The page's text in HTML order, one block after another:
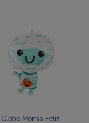
Globo Momia Feliz